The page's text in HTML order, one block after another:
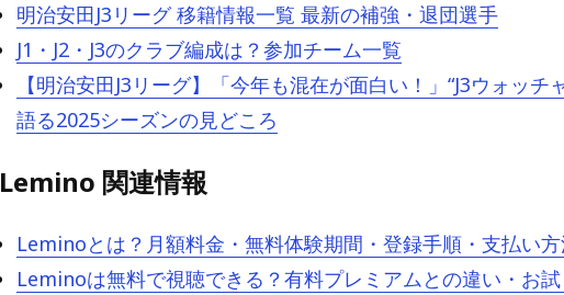
明治安田J3リーグ 移籍情報一覧 最新の補強・退団選手
J1・J2・J3のクラブ編成は？参加チーム一覧
【明治安田J3リーグ】「今年も混在が面白い！」“J3ウォッチ
語る2025シーズンの見どころ
Lemino 関連情報
Leminoとは？月額料金・無料体験期間・登録手順・支払い
Leminoは無料で視聴できる？有料プレミアムとの違い・お